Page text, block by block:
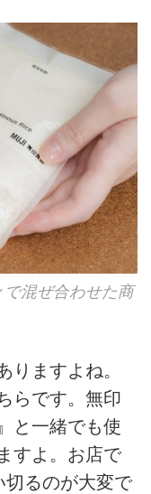
混ぜ合わせた商
りますよね。
らです。無印
と一緒でも使
すよ。お店で
切るのが大変で